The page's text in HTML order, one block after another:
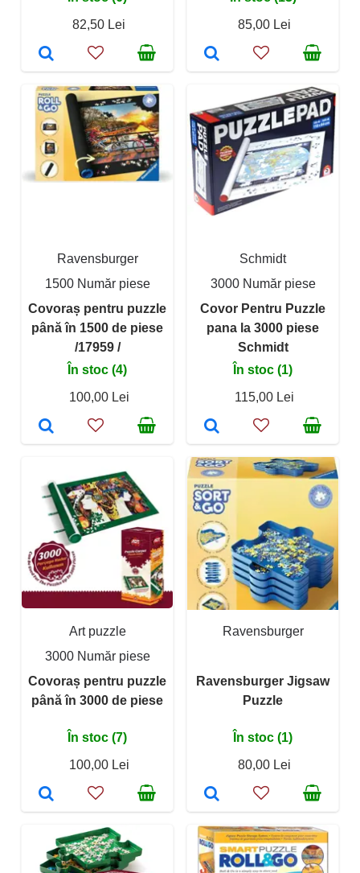
82,50 Lei
85,00 Lei
Ravensburger
1500 Număr piese
Covoraș pentru puzzle
până în 1500 de piese
/17959 /
În stoc (4)
100,00 Lei
Schmidt
3000 Număr piese
Covor Pentru Puzzle
pana la 3000 piese
Schmidt
În stoc (1)
115,00 Lei
Art puzzle
3000 Număr piese
Covoraș pentru puzzle
până în 3000 de piese
În stoc (7)
100,00 Lei
Ravensburger
Ravensburger Jigsaw
Puzzle
În stoc (1)
80,00 Lei